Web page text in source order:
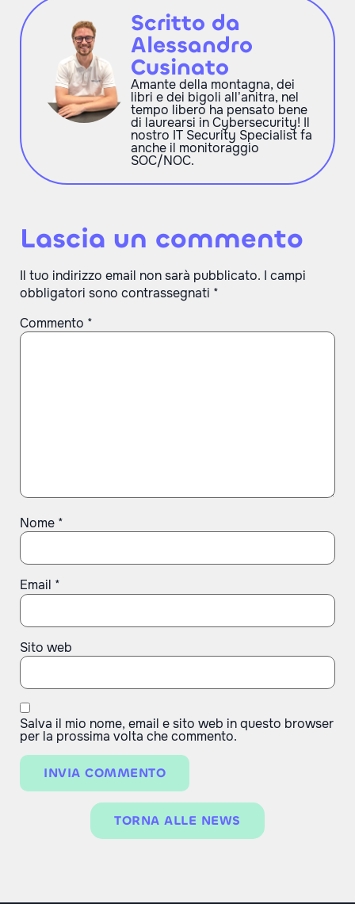
Scritto da
Alessandro
Cusinato
Amante della montagna, dei
libri e dei bigoli all’anitra, nel
tempo libero ha pensato bene
di laurearsi in Cybersecurity! Il
nostro IT Security Specialist fa
anche il monitoraggio
SOC/NOC.
Lascia un commento
Il tuo indirizzo email non sarà pubblicato. I campi
obbligatori sono contrassegnati *
Commento *
Nome *
Email *
Sito web
Salva il mio nome, email e sito web in questo browser
per la prossima volta che commento.
TORNA ALLE NEWS